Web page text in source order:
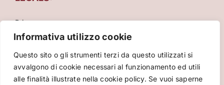
Informativa utilizzo cookie
Questo sito o gli strumenti terzi da questo utilizzati si
avvalgono di cookie necessari al funzionamento ed utili
alle finalità illustrate nella cookie policy. Se vuoi saperne
Privacy
Condizioni Generali